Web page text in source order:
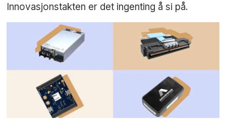
Innovasjonstakten er det ingenting å si på.